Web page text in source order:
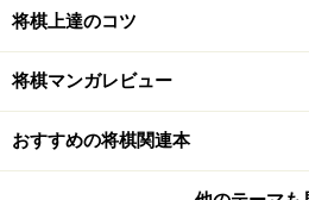
阿久津はどちらの剣を抜くのか
った。
ガイドしていこう。
将棋上達のコツ
将棋マンガレビュー
おすすめの将棋関連本